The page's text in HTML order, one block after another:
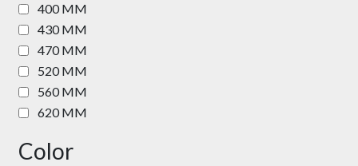
400 MM
430 MM
470 MM
520 MM
560 MM
620 MM
Color